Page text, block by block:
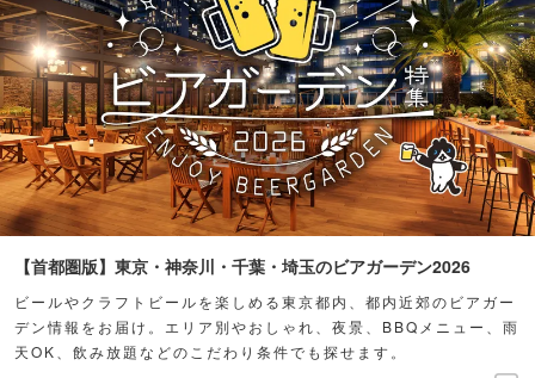
【首都圏版】東京・神奈川・千葉・埼玉のビアガーデン2026
ビールやクラフトビールを楽しめる東京都内、都内近郊のビアガー
デン情報をお届け。エリア別やおしゃれ、夜景、BBQメニュー、雨
天OK、飲み放題などのこだわり条件でも探せます。